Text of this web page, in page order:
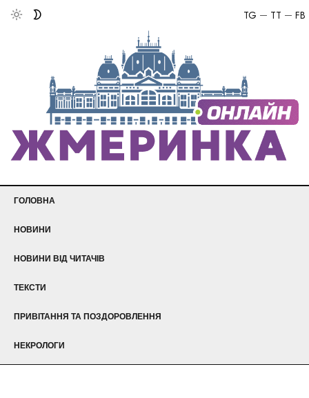
FB
TT
TG
ГОЛОВНА
НОВИНИ
НОВИНИ ВІД ЧИТАЧІВ
ТЕКСТИ
ПРИВІТАННЯ ТА ПОЗДОРОВЛЕННЯ
НЕКРОЛОГИ